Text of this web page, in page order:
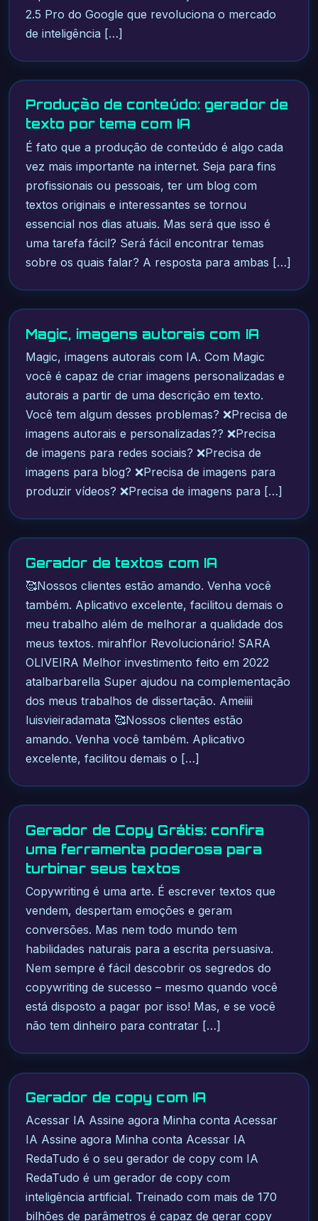
2.5 Pro do Google que revoluciona o mercado
de inteligência […]
Produção de conteúdo: gerador de
texto por tema com IA
É fato que a produção de conteúdo é algo cada
vez mais importante na internet. Seja para fins
profissionais ou pessoais, ter um blog com
textos originais e interessantes se tornou
essencial nos dias atuais. Mas será que isso é
uma tarefa fácil? Será fácil encontrar temas
sobre os quais falar? A resposta para ambas […]
Magic, imagens autorais com IA
Magic, imagens autorais com IA. Com Magic
você é capaz de criar imagens personalizadas e
autorais a partir de uma descrição em texto.
Você tem algum desses problemas? ❌Precisa de
imagens autorais e personalizadas?? ❌Precisa
de imagens para redes sociais? ❌Precisa de
imagens para blog? ❌Precisa de imagens para
produzir vídeos? ❌Precisa de imagens para […]
Gerador de textos com IA
🥰Nossos clientes estão amando. Venha você
também. Aplicativo excelente, facilitou demais o
meu trabalho além de melhorar a qualidade dos
meus textos. mirahflor Revolucionário! SARA
OLIVEIRA Melhor investimento feito em 2022
atalbarbarella Super ajudou na complementação
dos meus trabalhos de dissertação. Ameiiii
luisvieiradamata 🥰Nossos clientes estão
amando. Venha você também. Aplicativo
excelente, facilitou demais o […]
Gerador de Copy Grátis: confira
uma ferramenta poderosa para
turbinar seus textos
Copywriting é uma arte. É escrever textos que
vendem, despertam emoções e geram
conversões. Mas nem todo mundo tem
habilidades naturais para a escrita persuasiva.
Nem sempre é fácil descobrir os segredos do
copywriting de sucesso – mesmo quando você
está disposto a pagar por isso! Mas, e se você
não tem dinheiro para contratar […]
Gerador de copy com IA
Acessar IA Assine agora Minha conta Acessar
IA Assine agora Minha conta Acessar IA
RedaTudo é o seu gerador de copy com IA
RedaTudo é um gerador de copy com
inteligência artificial. Treinado com mais de 170
bilhões de parâmetros é capaz de gerar copy